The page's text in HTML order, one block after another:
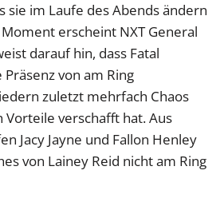
sie im Laufe des Abends ändern
erscheint NXT General
darauf hin, dass Fatal
von am Ring
zuletzt mehrfach Chaos
Vorteile verschafft hat. Aus
Jacy Jayne und Fallon Henley
von Lainey Reid nicht am Ring